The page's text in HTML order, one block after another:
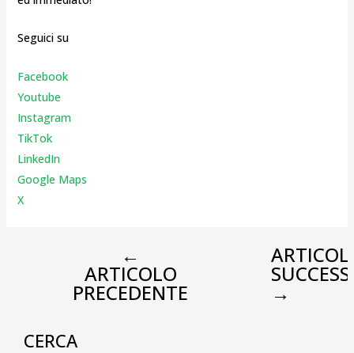
Seguici su
Facebook
Youtube
Instagram
TikTok
LinkedIn
Google Maps
X
←
ARTICOLO
PRECEDENTE →
CERCA